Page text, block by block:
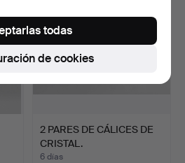
2 PARES DE CÁLICES DE
CRISTAL.
6 días
de cookies
todas